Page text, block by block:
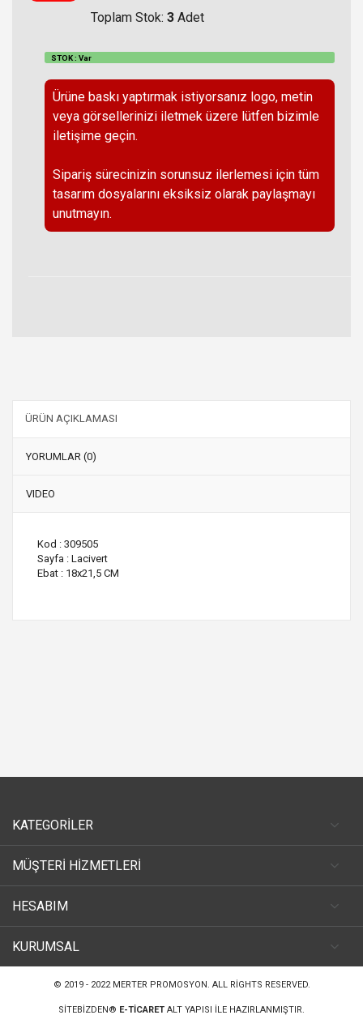
Toplam Stok: 3 Adet
STOK : Var
Ürüne baskı yaptırmak istiyorsanız logo, metin
veya görsellerinizi iletmek üzere lütfen bizimle
iletişime geçin.
Sipariş sürecinizin sorunsuz ilerlemesi için tüm
tasarım dosyalarını eksiksiz olarak paylaşmayı
unutmayın.
ÜRÜN AÇIKLAMASI
YORUMLAR (0)
VIDEO
Kod : 309505
Sayfa : Lacivert
Ebat : 18x21,5 CM
KATEGORİLER
MÜŞTERİ HİZMETLERİ
HESABIM
KURUMSAL
© 2019 - 2022 MERTER PROMOSYON. ALL RIGHTS RESERVED.
SITEBIZDEN® E-TICARET ALT YAPISI ILE HAZIRLANMIŞTIR.